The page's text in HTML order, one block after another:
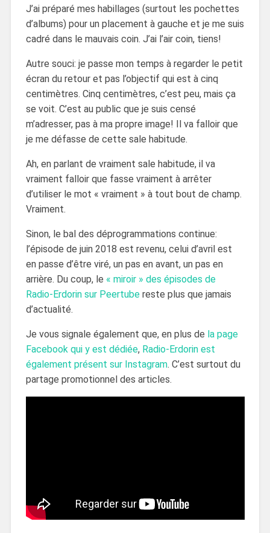
J’ai préparé mes habillages (surtout les pochettes
d’albums) pour un placement à gauche et je me suis
cadré dans le mauvais coin. J’ai l’air coin, tiens!
Autre souci: je passe mon temps à regarder le petit
écran du retour et pas l’objectif qui est à cinq
centimètres. Cinq centimètres, c’est peu, mais ça
se voit. C’est au public que je suis censé
m’adresser, pas à ma propre image! Il va falloir que
je me défasse de cette sale habitude.
Ah, en parlant de vraiment sale habitude, il va
vraiment falloir que fasse vraiment à arrêter
d’utiliser le mot « vraiment » à tout bout de champ.
Vraiment.
Sinon, le bal des déprogrammations continue:
l’épisode de juin 2018 est revenu, celui d’avril est
en passe d’être viré, un pas en avant, un pas en
arrière. Du coup, le « miroir » des épisodes de
Radio-Erdorin sur Peertubereste plus que jamais
d’actualité.
Je vous signale également que, en plus de la page
Facebook qui y est dédiée, Radio-Erdorin est
également présent sur Instagram. C’est surtout du
partage promotionnel des articles.